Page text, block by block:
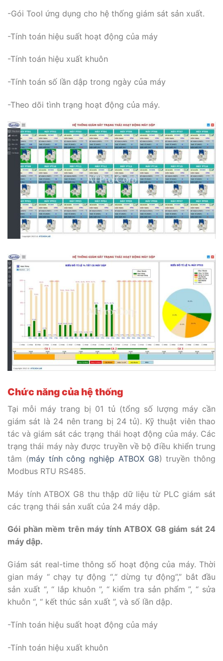
-Gói Tool ứng dụng cho hệ thống giám sát sản xuất.
-Tính toán hiệu suất hoạt động của máy
-Tính toán hiệu xuất khuôn
-Tính toán số lần dập trong ngày của máy
-Theo dõi tình trạng hoạt động của máy.
Chức năng của hệ thống
Tại mỗi máy trang bị 01 tủ (tổng số lượng máy cần
giám sát là 24 nên trang bị 24 tủ). Kỹ thuật viên thao
tác và giám sát các trạng thái hoạt động của máy. Các
trạng thái máy này được truyền về bộ điều khiển trung
tâm (máy tính công nghiệp ATBOX G8) truyền thông
Modbus RTU RS485.
Máy tính ATBOX G8 thu thập dữ liệu từ PLC giám sát
các trạng thái sản xuất của 24 máy dập.
Gói phần mềm trên máy tính ATBOX G8 giám sát 24
máy dập.
Giám sát real-time thông số hoạt động của máy. Thời
gian máy “ chạy tự động “,“ dừng tự động”,” bắt đầu
sản xuất “, “ lắp khuôn ”, “ kiểm tra sản phẩm ”, “ sửa
khuôn “, “ kết thúc sản xuất ”, và số lần dập.
-Tính toán hiệu suất hoạt động của máy
-Tính toán hiệu xuất khuôn